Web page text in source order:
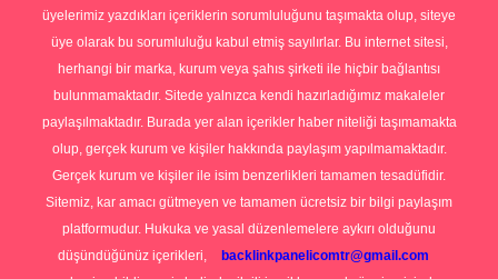
üyelerimiz yazdıkları içeriklerin sorumluluğunu taşımakta olup, siteye
üye olarak bu sorumluluğu kabul etmiş sayılırlar. Bu internet sitesi,
herhangi bir marka, kurum veya şahıs şirketi ile hiçbir bağlantısı
bulunmamaktadır. Sitede yalnızca kendi hazırladığımız makaleler
paylaşılmaktadır. Burada yer alan içerikler haber niteliği taşımamakta
olup, gerçek kurum ve kişiler hakkında paylaşım yapılmamaktadır.
Gerçek kurum ve kişiler ile isim benzerlikleri tamamen tesadüfidir.
Sitemiz, kar amacı gütmeyen ve tamamen ücretsiz bir bilgi paylaşım
platformudur. Hukuka ve yasal düzenlemelere aykırı olduğunu
düşündüğünüz içerikleri,
backlinkpanelicomtr@gmail.com